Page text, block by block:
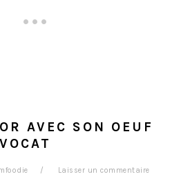
AVEC SON OEUF
Laisser un commentaire